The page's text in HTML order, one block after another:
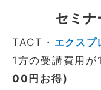
セミナ
TACT・ エクスプ
1方の受講費用が
00円お得)